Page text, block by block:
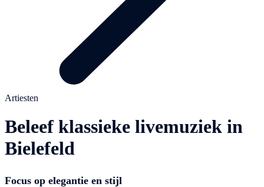
Artiesten
Beleef klassieke livemuziek in
Bielefeld
Focus op elegantie en stijl